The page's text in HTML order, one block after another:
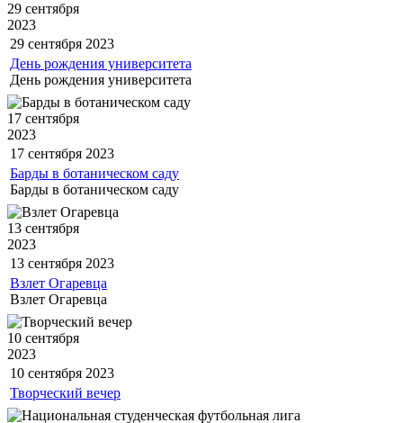
29 сентября
2023
29 сентября 2023
День рождения университета
День рождения университета
17 сентября
2023
17 сентября 2023
Барды в ботаническом саду
Барды в ботаническом саду
13 сентября
2023
13 сентября 2023
Взлет Огаревца
Взлет Огаревца
10 сентября
2023
10 сентября 2023
Творческий вечер